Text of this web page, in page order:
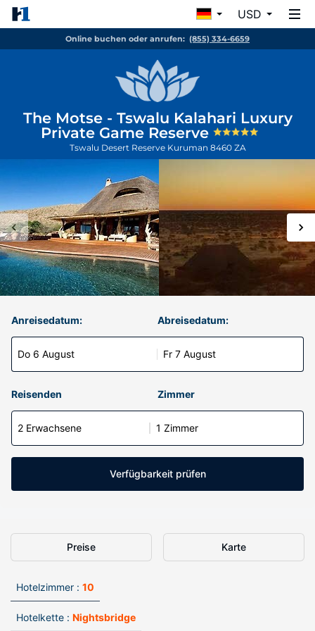
USD
Online buchen oder anrufen: (855) 334-6659
The Motse - Tswalu Kalahari Luxury
Private Game Reserve
Tswalu Desert Reserve Kuruman 8460 ZA
Anreisedatum:
Do 6 August
Abreisedatum:
Fr 7 August
Reisenden Zimmer
2 Erwachsene 1 Zimmer
Verfügbarkeit prüfen
Preise Karte
Hotelzimmer : 10
Hotelkette : Nightsbridge